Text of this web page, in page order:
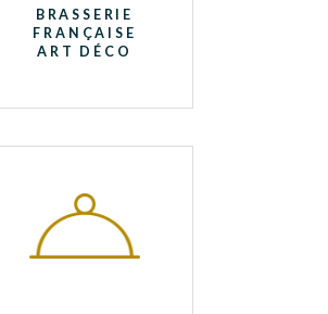
BRASSERIE
FRANÇAISE
ART DÉCO